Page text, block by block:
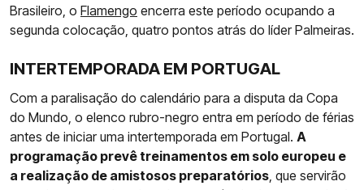
Brasileiro, o Flamengo encerra este período ocupando a
segunda colocação, quatro pontos atrás do líder Palmeiras.
INTERTEMPORADA EM PORTUGAL
Com a paralisação do calendário para a disputa da Copa
do Mundo, o elenco rubro-negro entra em período de férias
antes de iniciar uma intertemporada em Portugal. A
programação prevê treinamentos em solo europeu e
a realização de amistosos preparatórios , que servirão